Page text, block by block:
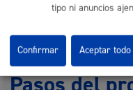
Plazo estimado:1
tipo ni anuncios
Confirmar Aceptar todo